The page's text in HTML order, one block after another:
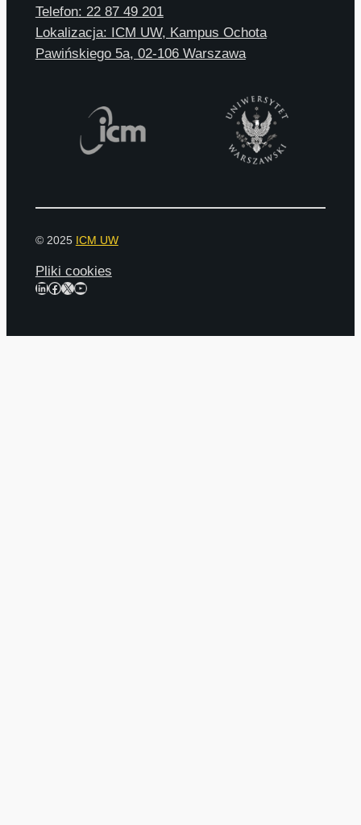
Telefon: 22 87 49 201
Lokalizacja: ICM UW, Kampus Ochota
Pawińskiego 5a, 02-106 Warszawa
© 2025 ICM UW
Pliki cookies
LinkedIn Facebook X YouTube